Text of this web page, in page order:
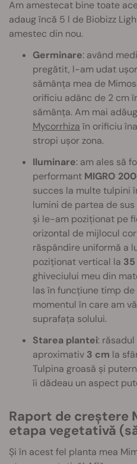
Am amestecat bine toate
adaug încă 5 l de Biobizz
amestec din nou.
Germinare: având
pregătit, l-am udat
sămânța mea de
orificiu adânc de 2 cm
sămânța. Am mai
Mycorrhizaîn orificiu
stropi ușor zona.
Iluminare: am ales să
performant MIGRO
succes la multe tulpini
lumini de partea de
și le-am poziționat pe
orizontal de mijlocul
răspândire uniformă a
poziționat vertical la
ghiveciului meu din
las în funcțiune timp de
momentul în care am
suprafața solului.
Starea plantei:
aproximativ 3 cm la
Tulpina groasă și
îi dădeau un aspect
Raport de creștere Mimosa Auto:
etapa vegetativă
Și în acest fel planta mea